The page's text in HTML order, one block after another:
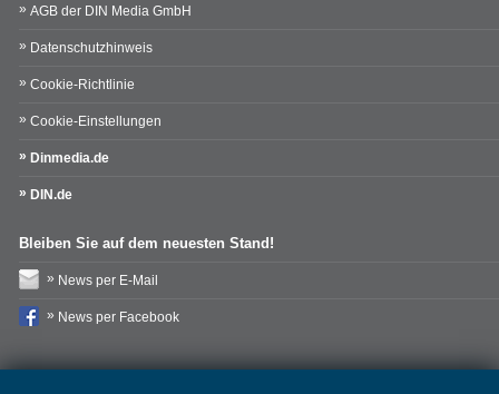
AGB der DIN Media GmbH
Datenschutzhinweis
Cookie-Richtlinie
Cookie-Einstellungen
Dinmedia.de
DIN.de
Bleiben Sie auf dem neuesten Stand!
News per E-Mail
News per Facebook